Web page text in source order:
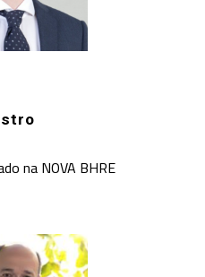
ona NOVA BHRE